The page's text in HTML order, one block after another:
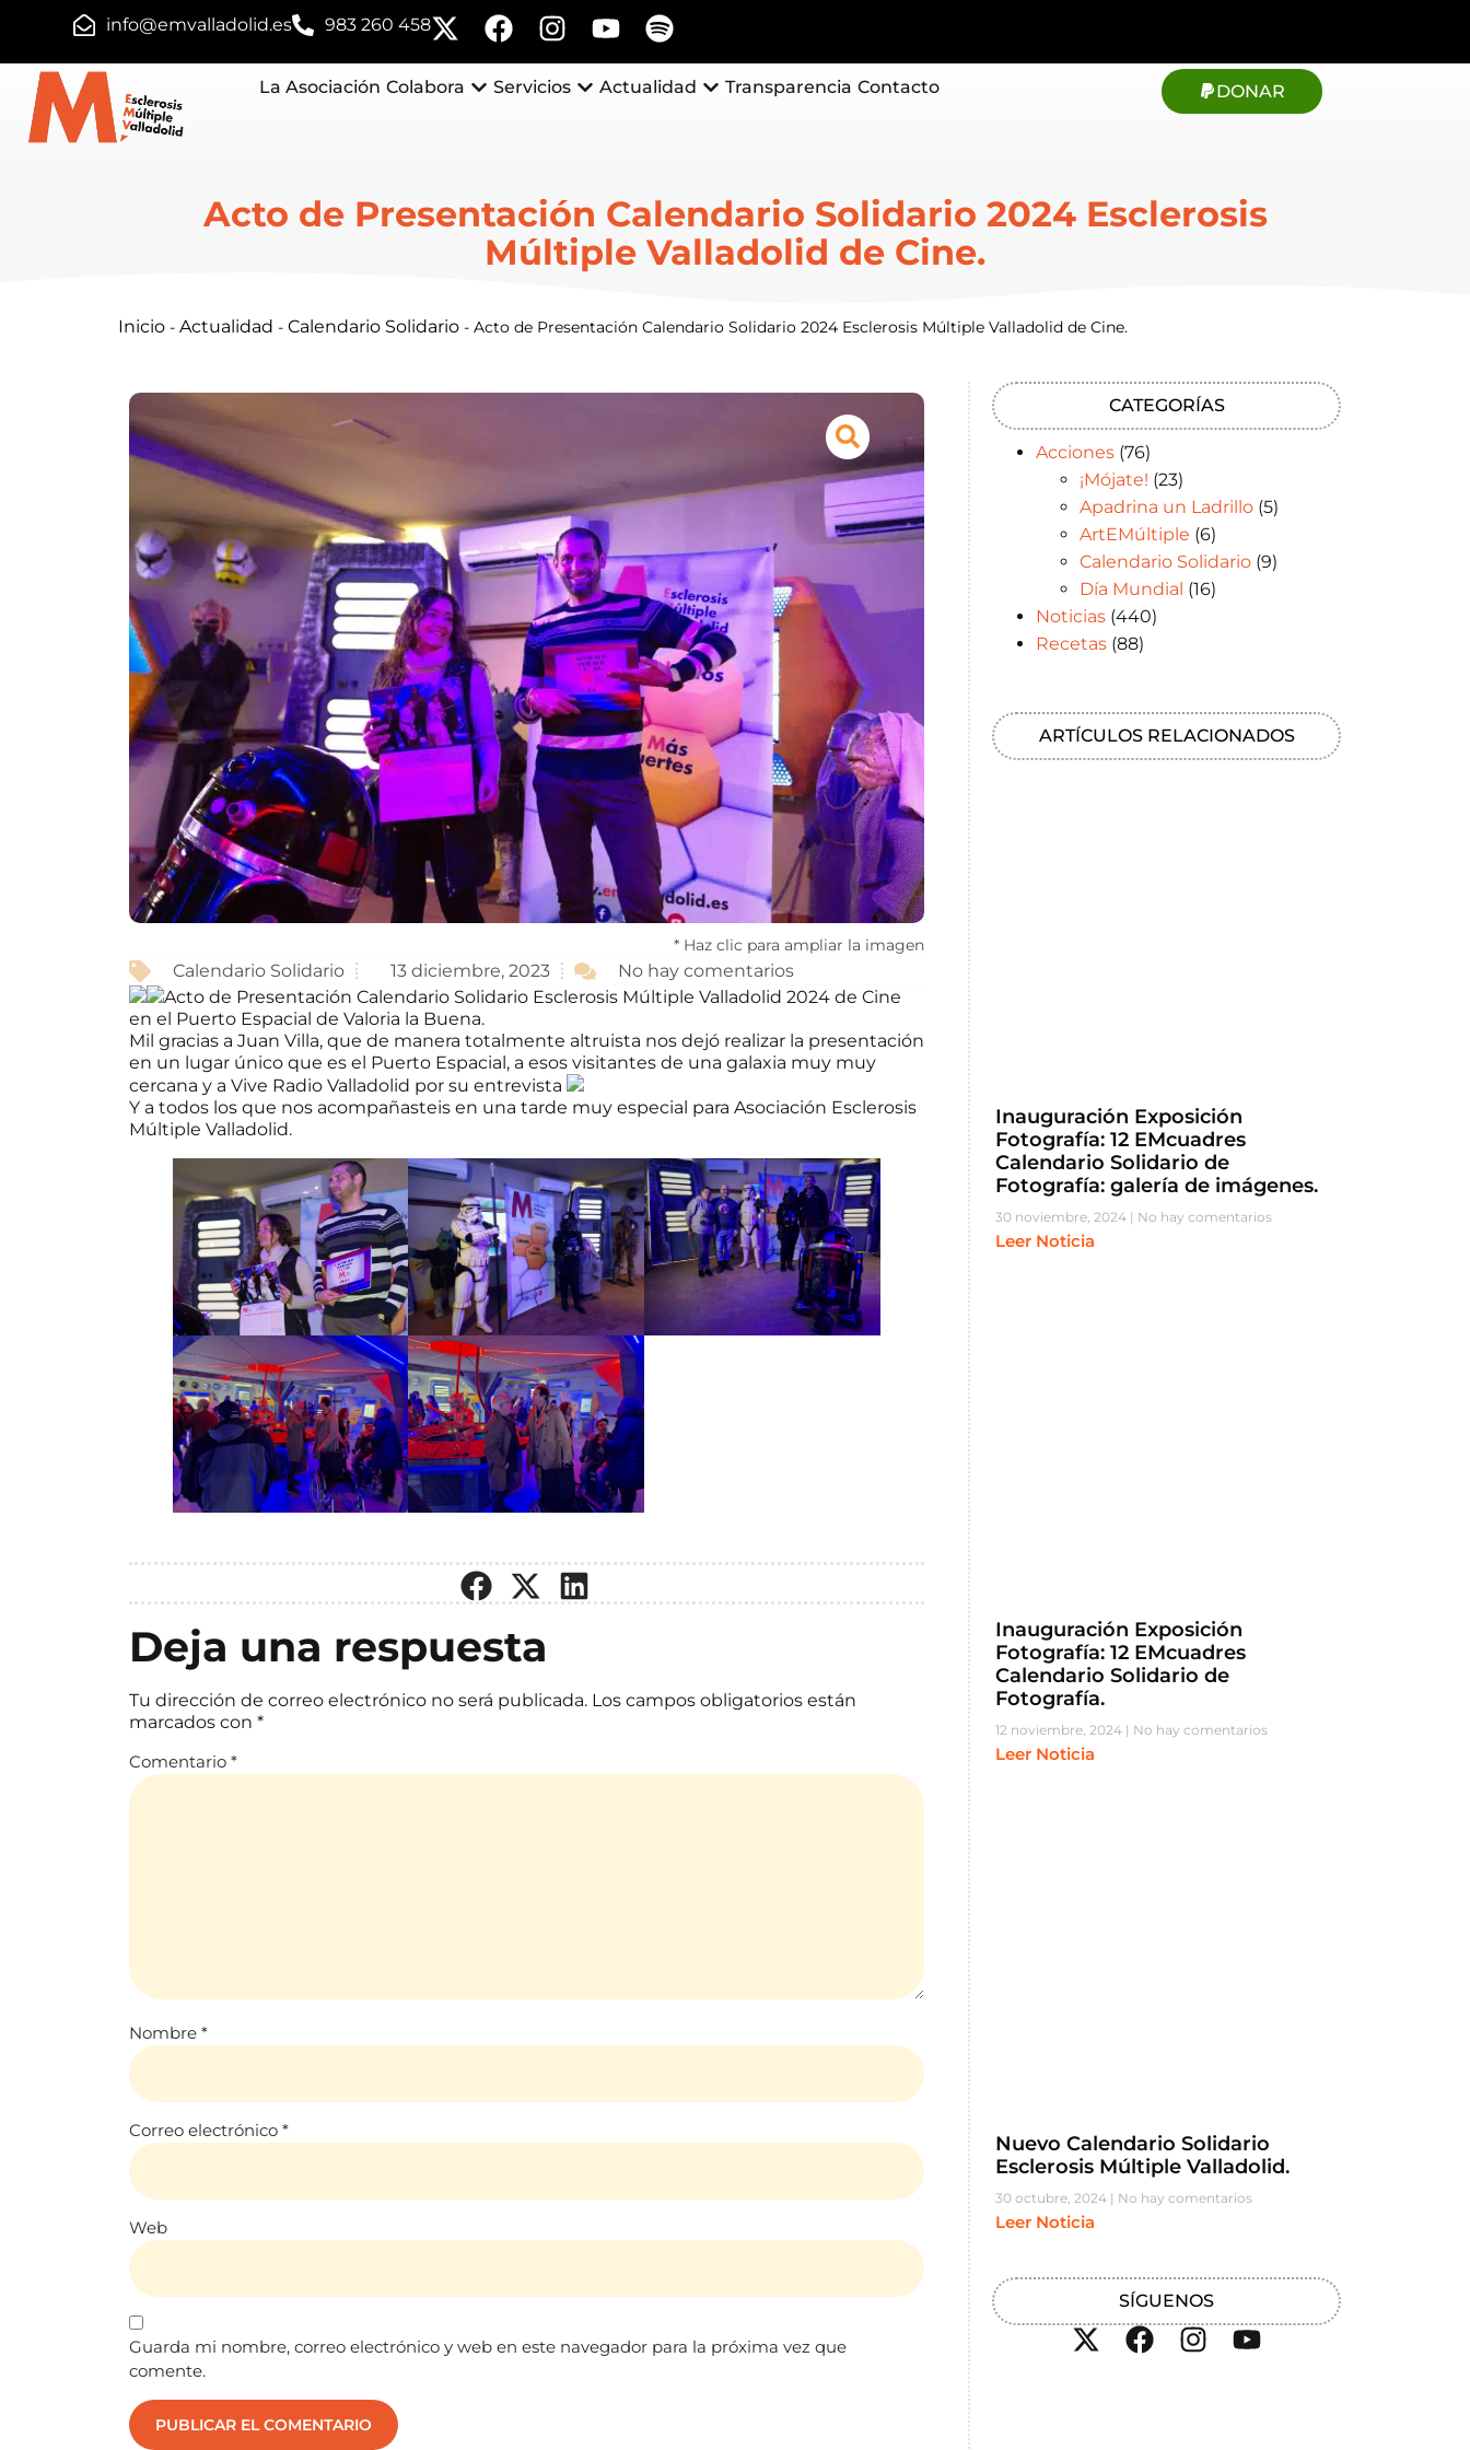
info@emvalladolid.es 983 260 458
La Asociación Colabora Servicios Actualidad Transparencia Contacto DONAR
Acto de Presentación Calendario Solidario 2024 Esclerosis
Múltiple Valladolid de Cine.
Inicio- Actualidad - Calendario Solidario- Acto de Presentación Calendario Solidario 2024 Esclerosis Múltiple Valladolid de Cine.
* Haz clic para ampliar la imagen
Calendario Solidario 13 diciembre, 2023
No hay comentarios
Acto de Presentación Calendario Solidario Esclerosis Múltiple Valladolid 2024 de Cine
en el Puerto Espacial de Valoria la Buena.
Mil gracias a Juan Villa, que de manera totalmente altruista nos dejó realizar la presentación
en un lugar único que es el Puerto Espacial, a esos visitantes de una galaxia muy muy
cercana y a Vive Radio Valladolid por su entrevista
Y a todos los que nos acompañasteis en una tarde muy especial para Asociación Esclerosis
Múltiple Valladolid.
Deja una respuesta
Tu dirección de correo electrónico no será publicada. Los campos obligatorios están
marcados con *
Comentario *
Nombre *
Correo electrónico *
Web
Guarda mi nombre, correo electrónico y web en este navegador para la próxima vez que
comente.
CATEGORÍAS
Acciones(76)
¡Mójate! (23)
Apadrina un Ladrillo(5)
ArtEMúltiple (6)
Calendario Solidario(9)
Día Mundial (16)
Noticias(440)
Recetas(88)
ARTÍCULOS RELACIONADOS
Inauguración Exposición
Fotografía: 12 EMcuadres
Calendario Solidario de
Fotografía: galería de imágenes.
30 noviembre, 2024 No hay comentarios
Leer Noticia
Inauguración Exposición
Fotografía: 12 EMcuadres
Calendario Solidario de
Fotografía.
12 noviembre, 2024 No hay comentarios
Leer Noticia
Nuevo Calendario Solidario
Esclerosis Múltiple Valladolid.
30 octubre, 2024 No hay comentarios
Leer Noticia
SÍGUENOS